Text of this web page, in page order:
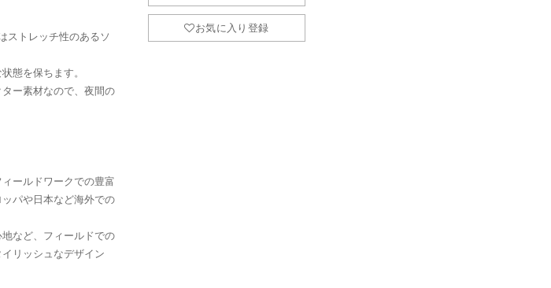
ストレッチ性のあるソ
態を保ちます。
ー素材なので、夜間の
ールドワークでの豊富
パや日本など海外での
など、フィールドでの
リッシュなデザイン